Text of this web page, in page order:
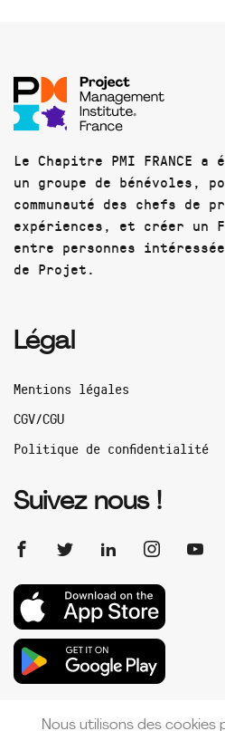
Le Chapitre PMI FRANCE
un groupe de bénévoles,
communauté des chefs
expériences, et créer un
entre personnes
de Projet.
Légal
Mentions légales
CGV/CGU
Politique de confidentialité
Suivez nous !
Nous utilisons des